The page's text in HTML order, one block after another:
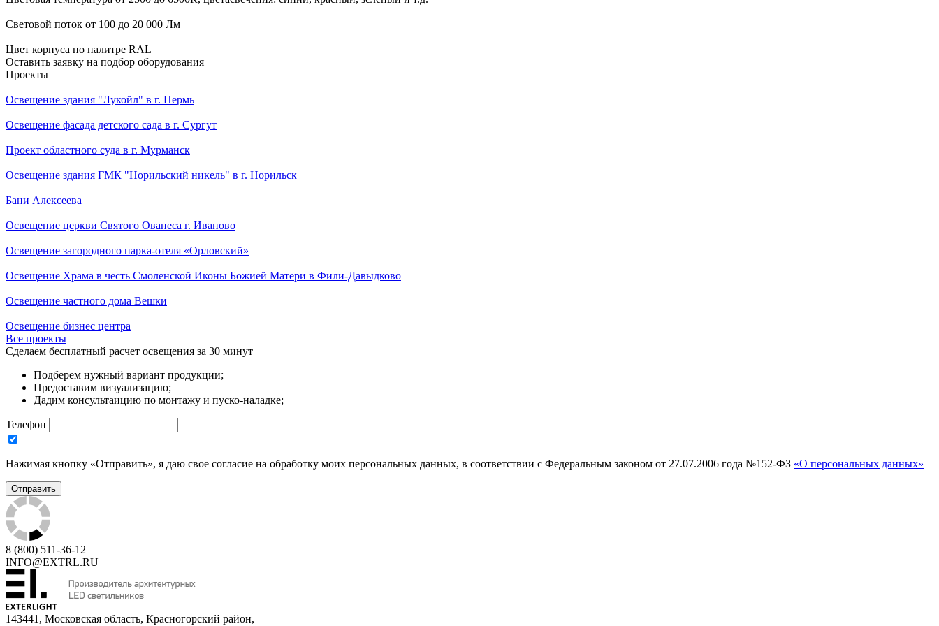
Световой поток от 100 до 20 000 Лм
Цвет корпуса по палитре RAL
Оставить заявку на подбор оборудования
Проекты
Освещение здания "Лукойл" в г. Пермь
Освещение фасада детского сада в г. Сургут
Проект областного суда в г. Мурманск
Освещение здания ГМК "Норильский никель" в г. Норильск
Бани Алексеева
Освещение церкви Святого Ованеса г. Иваново
Освещение загородного парка-отеля «Орловский»
Освещение Храма в честь Смоленской Иконы Божией Матери в Фили-Давыдково
Освещение частного дома Вешки
Освещение бизнес центра
Все проекты
Сделаем бесплатный расчет освещения за 30 минут
Подберем нужный вариант продукции;
Предоставим визуализацию;
Дадим консультаицию по монтажу и пуско-наладке;
Телефон
Нажимая кнопку «Отправить», я даю свое согласие на обработку моих персональных данных, в соответствии с Федеральным законом от 27.07.2006 года №152-ФЗ «О персональных данных»
8 (800) 511-36-12
INFO@EXTRL.RU
143441, Московская область, Красногорский район,